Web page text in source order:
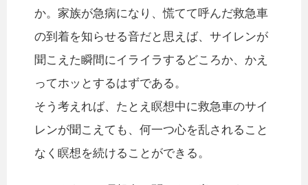
か。家族が急病になり、慌てて呼んだ救急車
の到着を知らせる音だと思えば、サイレンが
聞こえた瞬間にイライラするどころか、かえ
ってホッとするはずである。
そう考えれば、たとえ瞑想中に救急車のサイ
レンが聞こえても、何一つ心を乱されること
なく瞑想を続けることができる。